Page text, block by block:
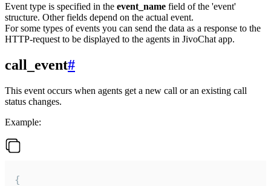
Event type is specified in the event_name field of the 'event'
structure. Other fields depend on the actual event.
For some types of events you can send the data as a response to the
HTTP-request to be displayed to the agents in JivoChat app.
call_event#
This event occurs when agents get a new call or an existing call
status changes.
Example:
{